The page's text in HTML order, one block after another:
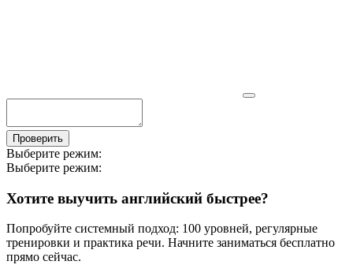
Проверить
Выберите режим:
Выберите режим:
Хотите выучить английский быстрее?
Попробуйте системный подход: 100 уровней, регулярные
тренировки и практика речи. Начните заниматься бесплатно
прямо сейчас.